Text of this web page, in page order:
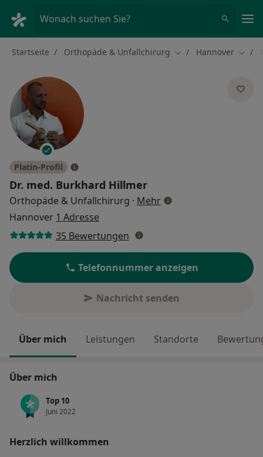
Wonach suchen Sie?
Startseite Orthopäde & Unfallchirurg Stadt ändern
Hannover Stadt
Platin-Profil
Dr. med. Burkhard Hillmer
Orthopäde & Unfallchirurg · Mehrüber Spezialisierungen
Hannover 1 Adresse
35 Bewertungen
Telefonnummer anzeigen
Nachricht senden
Über mich Leistungen Standorte
Über mich
Top 10
Juni 2022
Herzlich willkommen